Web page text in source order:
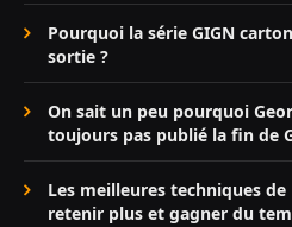
Pourquoi la série GIGN
sortie ?
On sait un peu pourquoi
toujours pas publié la fin de
Les meilleures techniques
retenir plus et gagner du